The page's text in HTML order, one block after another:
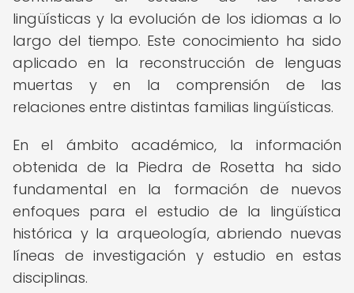
lingüísticas y la evolución de los idiomas a lo
largo del tiempo. Este conocimiento ha sido
aplicado en la reconstrucción de lenguas
muertas y en la comprensión de las
relaciones entre distintas familias lingüísticas.
En el ámbito académico, la información
obtenida de la Piedra de Rosetta ha sido
fundamental en la formación de nuevos
enfoques para el estudio de la lingüística
histórica y la arqueología, abriendo nuevas
líneas de investigación y estudio en estas
disciplinas.